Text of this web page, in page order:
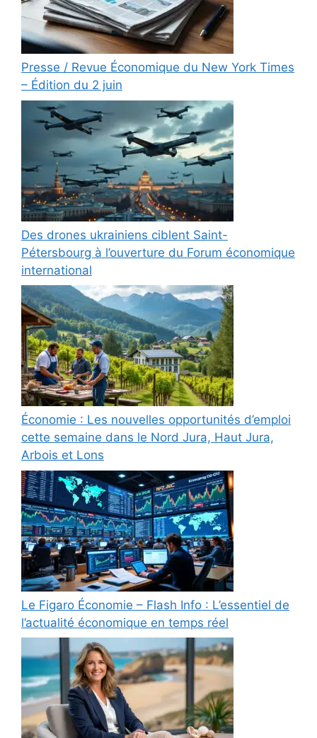
Presse / Revue Économique du New York Times
– Édition du 2 juin
Des drones ukrainiens ciblent Saint-
Pétersbourg à l’ouverture du Forum économique
international
Économie : Les nouvelles opportunités d’emploi
cette semaine dans le Nord Jura, Haut Jura,
Arbois et Lons
Le Figaro Économie – Flash Info : L’essentiel de
l’actualité économique en temps réel